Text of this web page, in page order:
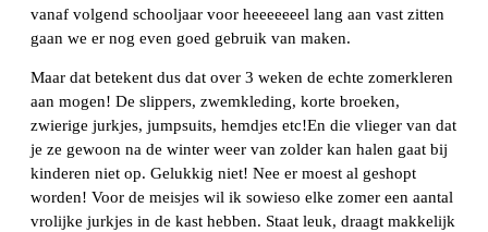
vanaf volgend schooljaar voor heeeeeeel lang aan vast zitten
gaan we er nog even goed gebruik van maken.
Maar dat betekent dus dat over 3 weken de echte zomerkleren
aan mogen! De slippers, zwemkleding, korte broeken,
zwierige jurkjes, jumpsuits, hemdjes etc!En die vlieger van dat
je ze gewoon na de winter weer van zolder kan halen gaat bij
kinderen niet op. Gelukkig niet! Nee er moest al geshopt
worden! Voor de meisjes wil ik sowieso elke zomer een aantal
vrolijke jurkjes in de kast hebben. Staat leuk, draagt makkelijk